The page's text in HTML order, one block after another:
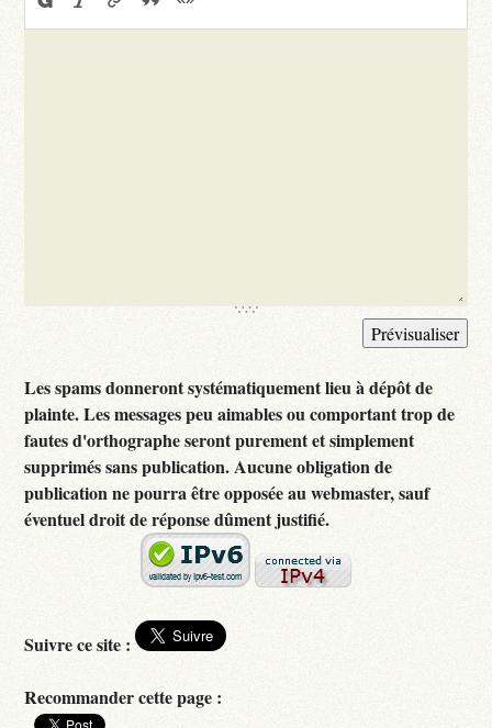
Les spams donneront systématiquement lieu à dépôt de
plainte. Les messages peu aimables ou comportant trop de
fautes d'orthographe seront purement et simplement
supprimés sans publication. Aucune obligation de
publication ne pourra être opposée au webmaster, sauf
éventuel droit de réponse dûment justifié.
Suivre ce site :
Recommander cette page :